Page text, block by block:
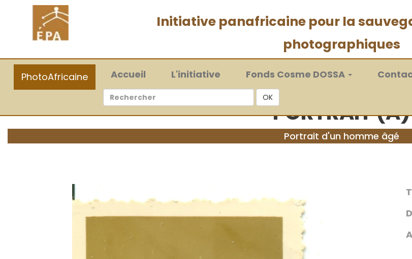
Initiative panafricaine pour la
photographiques
PhotoAfricaine Accueil(current)L'initiative Fonds Cosme DOSSA
OK
PORTRAIT (A)
Portrait d'un homme âgé